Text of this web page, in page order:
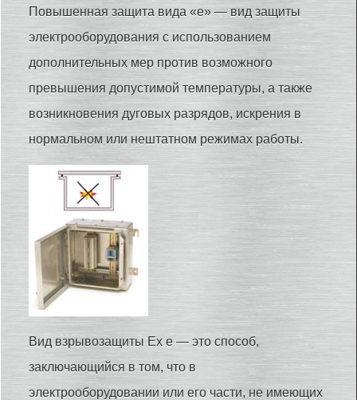
Повышенная защита вида «е» — вид защиты
электрооборудования с использованием
дополнительных мер против возможного
превышения допустимой температуры, а также
возникновения дуговых разрядов, искрения в
нормальном или нештатном режимах работы.
Вид взрывозащиты Ex e — это способ,
заключающийся в том, что в
электрооборудовании или его части, не имеющих